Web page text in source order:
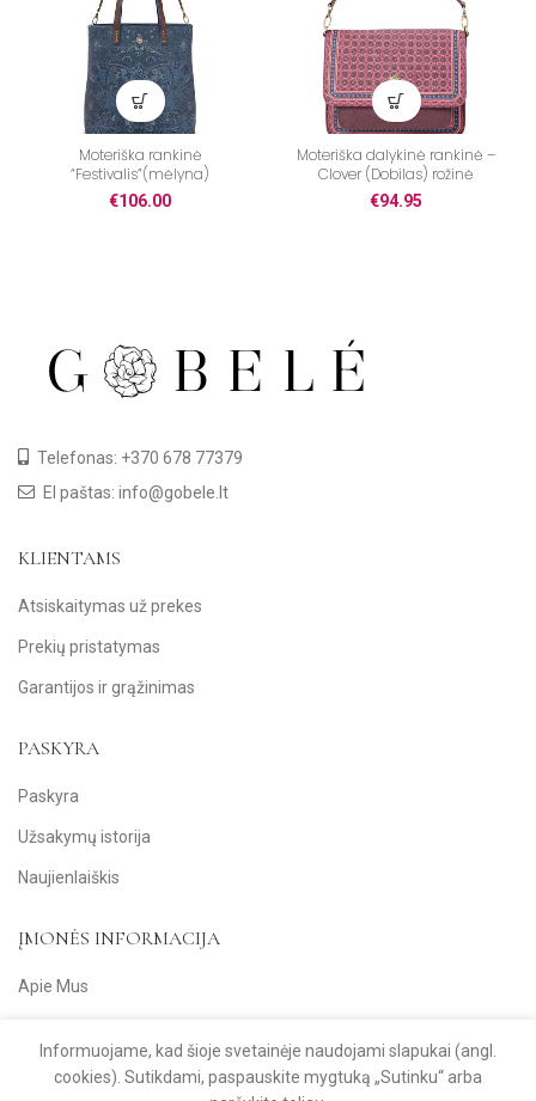
Moteriška rankinė
“Festivalis”(mėlyna)
€106.00
Moteriška dalykinė rankinė –
Clover (Dobilas) rožinė
€94.95
Telefonas: +370 678 77379
El paštas: info@gobele.lt
KLIENTAMS
Atsiskaitymas už prekes
Prekių pristatymas
Garantijos ir grąžinimas
PASKYRA
Paskyra
Užsakymų istorija
Naujienlaiškis
ĮMONĖS INFORMACIJA
Apie Mus
Privatumo politika
Informuojame, kad šioje svetainėje naudojami slapukai (angl.
cookies). Sutikdami, paspauskite mygtuką „Sutinku“ arba